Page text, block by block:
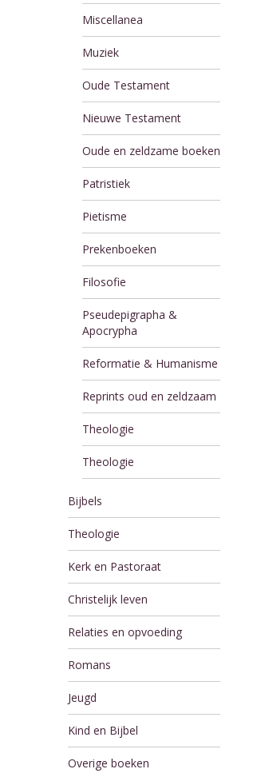
Miscellanea
Muziek
Oude Testament
Nieuwe Testament
Oude en zeldzame boeken
Patristiek
Pietisme
Prekenboeken
Filosofie
Pseudepigrapha &
Apocrypha
Reformatie & Humanisme
Reprints oud en zeldzaam
Theologie
Theologie
Bijbels
Theologie
Kerk en Pastoraat
Christelijk leven
Relaties en opvoeding
Romans
Jeugd
Kind en Bijbel
Overige boeken